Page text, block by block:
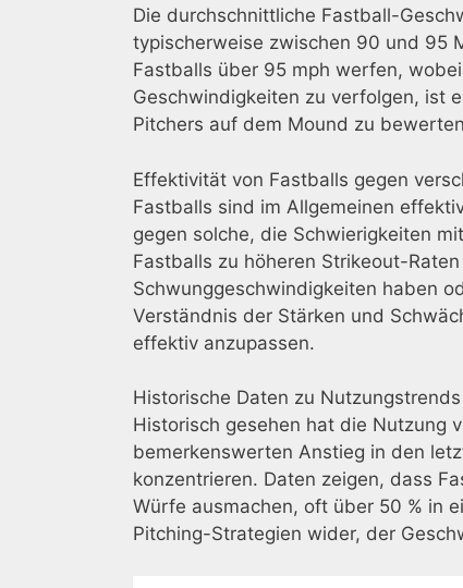
Die durchschnittliche Fastball-
typischerweise zwischen 90 und 95
Fastballs über 95 mph werfen,
Geschwindigkeiten zu verfolgen, ist
Pitchers auf dem Mound zu
Effektivität von Fastballs gegen
Fastballs sind im Allgemeinen
gegen solche, die Schwierigkeiten
Fastballs zu höheren Strikeout-
Schwunggeschwindigkeiten haben
Verständnis der Stärken und
effektiv anzupassen.
Historische Daten zu
Historisch gesehen hat die Nutzung
bemerkenswerten Anstieg in den
konzentrieren. Daten zeigen, dass
Würfe ausmachen, oft über 50 % in
Pitching-Strategien wider, der